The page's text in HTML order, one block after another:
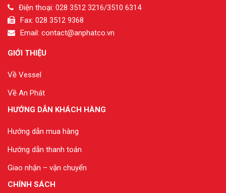
Điện thoại: 028 3512 3216/3510 6314
Fax: 028 3512 9368
Email: contact@anphatco.vn
GIỚI THIỆU
Về Vessel
Về An Phát
HƯỚNG DẪN KHÁCH HÀNG
Hướng dẫn mua hàng
Hướng dẫn thanh toán
Giao nhận – vận chuyển
CHÍNH SÁCH